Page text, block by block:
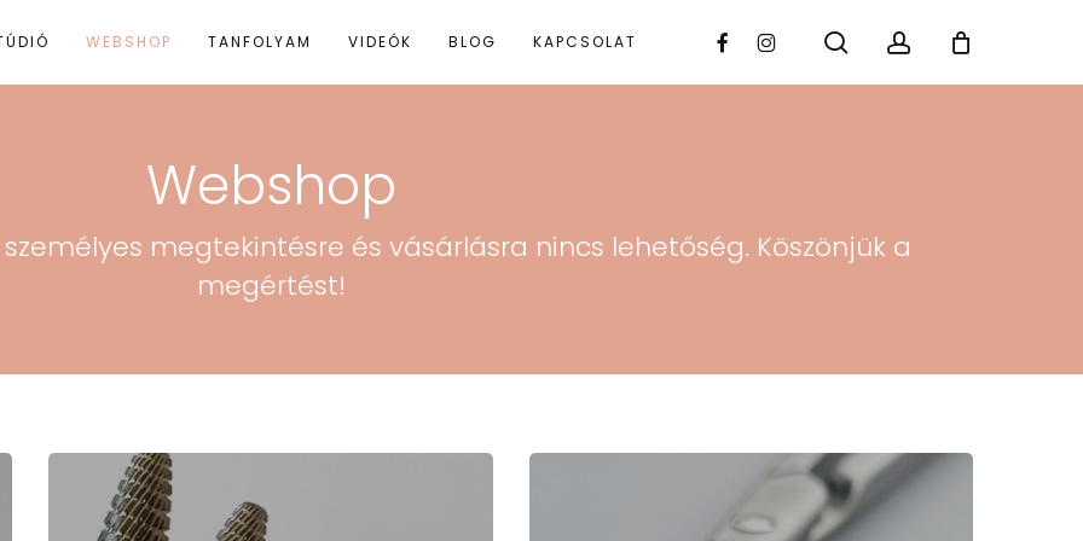
WEBSHOP TANFOLYAM VIDEÓK BLOG KAPCSOLAT FACEBOOKINSTAGRAM search account
Webshop
megtekintésre és vásárlásra nincs lehetőség. Köszönjük a
megértést!